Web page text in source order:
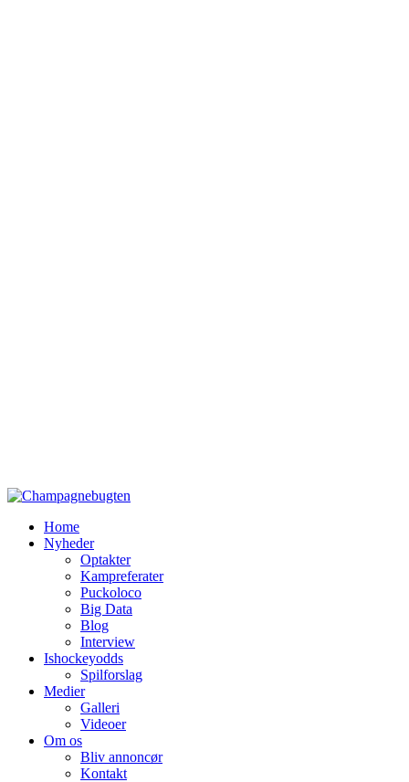
Home
Nyheder
Optakter
Kampreferater
Puckoloco
Big Data
Blog
Interview
Ishockeyodds
Spilforslag
Medier
Galleri
Videoer
Om os
Bliv annoncør
Kontakt